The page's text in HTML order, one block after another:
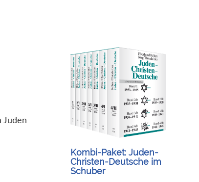
Juden
Kombi-Paket: Juden-
Christen-Deutsche im
Schuber